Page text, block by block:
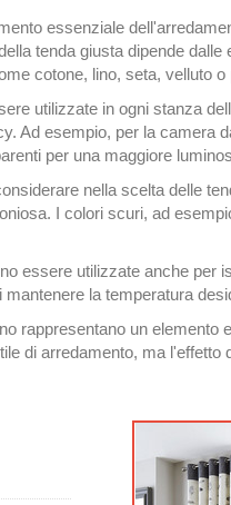
essenziale
tenda giusta dipende
cotone, lino, seta, velluto o
utilizzate in ogni stanza
Ad esempio, per la camera
per una maggiore
nella scelta delle
I colori scuri, ad
essere utilizzate anche
la temperatura
rappresentano un
di arredamento, ma